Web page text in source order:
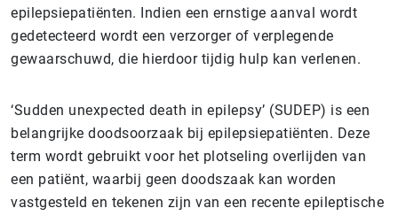
epilepsiepatiënten. Indien een ernstige aanval wordt
gedetecteerd wordt een verzorger of verplegende
gewaarschuwd, die hierdoor tijdig hulp kan verlenen.
‘Sudden unexpected death in epilepsy’ (SUDEP) is een
belangrijke doodsoorzaak bij epilepsiepatiënten. Deze
term wordt gebruikt voor het plotseling overlijden van
een patiënt, waarbij geen doodszaak kan worden
vastgesteld en tekenen zijn van een recente epileptische